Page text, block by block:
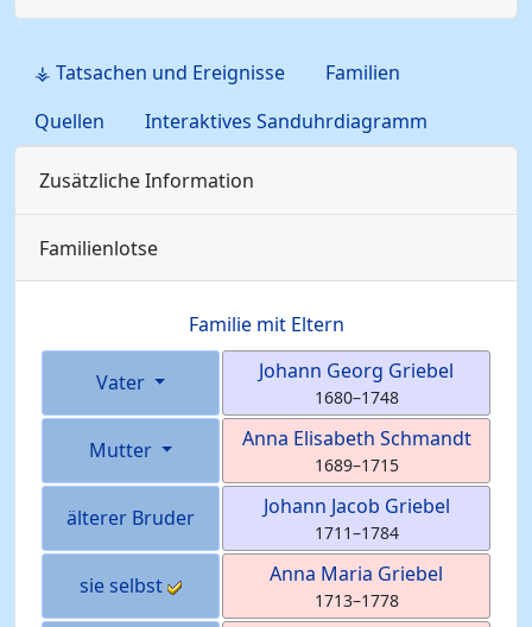
⚶ Tatsachen und Ereignisse
Familien
Quellen
Interaktives Sanduhrdiagramm
Zusätzliche Information
Familienlotse
Familie mit Eltern
Vater Johann Georg Griebel
1680–1748
Mutter Anna Elisabeth Schmandt
1689–1715
älterer Bruder Johann Jacob Griebel
1711–1784
sie selbst Anna Maria Griebel
1713–1778